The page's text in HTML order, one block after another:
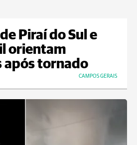
Piraí do Sul e
orientam
após tornado
CAMPOS GERAIS